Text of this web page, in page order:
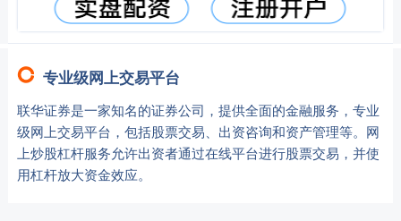
专业级网上交易平台
联华证券是一家知名的证券公司，提供全面的金融服务，专业
级网上交易平台，包括股票交易、出资咨询和资产管理等。网
上炒股杠杆服务允许出资者通过在线平台进行股票交易，并使
用杠杆放大资金效应。